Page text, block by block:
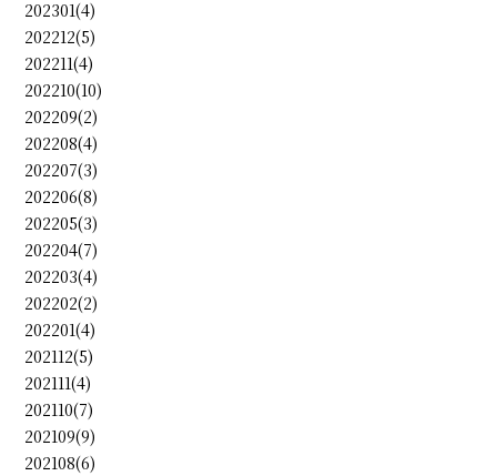
202301(4)
202212(5)
202211(4)
202210(10)
202209(2)
202208(4)
202207(3)
202206(8)
202205(3)
202204(7)
202203(4)
202202(2)
202201(4)
202112(5)
202111(4)
202110(7)
202109(9)
202108(6)